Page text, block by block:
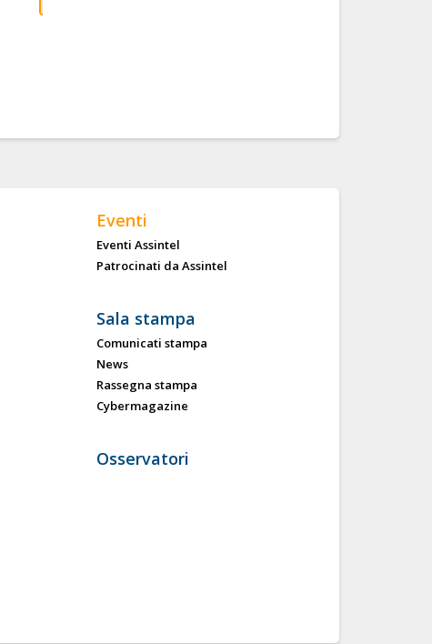
Eventi
Eventi Assintel
Patrocinati da Assintel
Sala stampa
Comunicati stampa
News
Rassegna stampa
Cybermagazine
Osservatori